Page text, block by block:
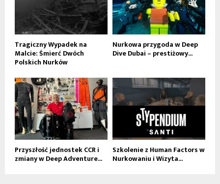
Tragiczny Wypadek na
Malcie: Śmierć Dwóch
Polskich Nurków
Nurkowa przygoda w Deep
Dive Dubai – prestiżowy...
Przyszłość jednostek CCR i
zmiany w Deep Adventure...
Szkolenie z Human Factors w
Nurkowaniu i Wizyta...